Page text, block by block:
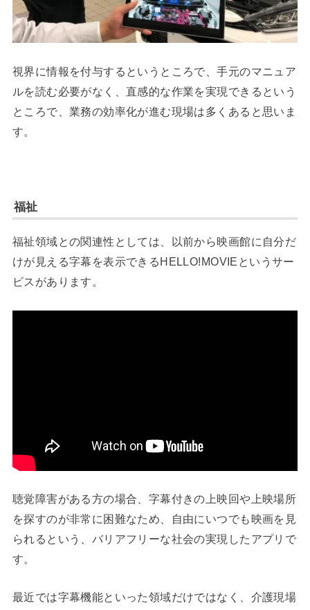
視界に情報を付与するというところで、手元のマニュア
ルを読む必要がなく、直感的な作業を実現できるという
ところで、業務の効率化が進む現場は多くあると思いま
す。
福祉
福祉領域との関連性としては、以前から映画館に自分だ
けが見える字幕を表示できるHELLO!MOVIEというサー
ビスがあります。
聴覚障害がある方の場合、字幕付きの上映回や上映場所
を探すのが非常に困難なため、自由にいつでも映画を見
られるという、バリアフリーな社会の実現したアプリで
す。
最近では字幕機能といった領域だけではなく、介護現場